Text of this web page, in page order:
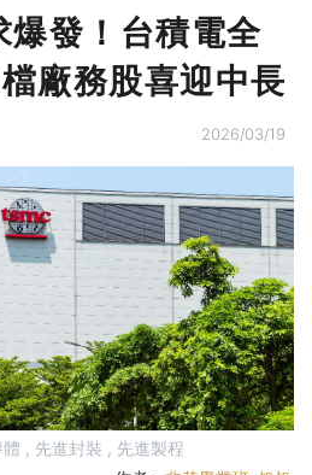
發！台積電全
廠務股喜迎中長
2026/03/19
, 先進封裝 , 先進製程